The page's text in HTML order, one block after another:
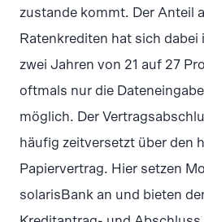
zustande kommt. Der Anteil
Ratenkrediten hat sich dabei
zwei Jahren von 21 auf 27
oftmals nur die
möglich. Der
häufig zeitversetzt über den
Papiervertrag. Hier setzen
solarisBank an und bieten